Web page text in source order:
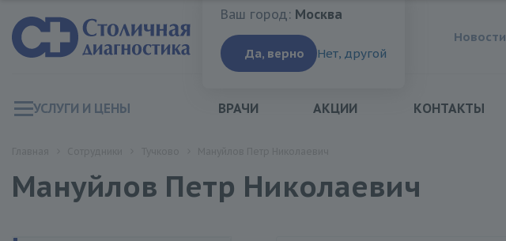
Ваш город:Москва
Ваш город: Москва
Да, верно Нет, другой
Новости
УСЛУГИ И ЦЕНЫ ВРАЧИ АКЦИИ КОНТАКТЫ
Мануйлов Петр Николаевич